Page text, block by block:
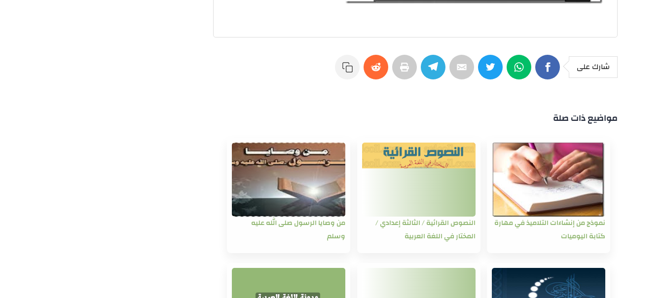
شارك على
مواضيع ذات صلة
نموذج من إنشاءات التلاميذ في مهارة
كتابة اليوميات
النصوص القرائية / الثالثة إعدادي /
المختار في اللغة العربية
من وصايا الرسول صلى الله عليه
وسلم